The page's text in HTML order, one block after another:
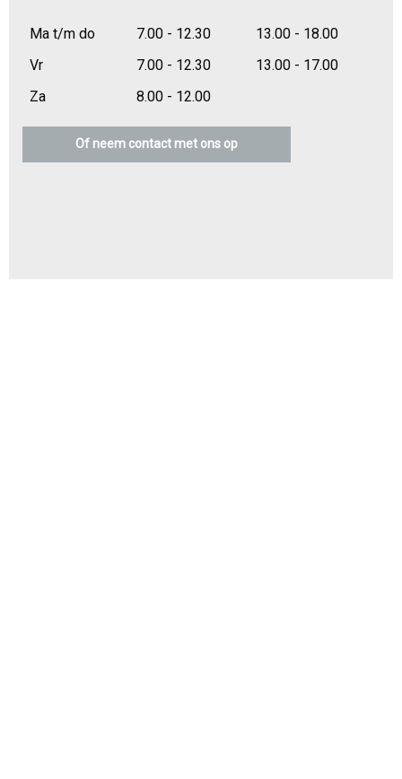
Ma t/m do 7.00 - 12.30
13.00 - 18.00
Vr
7.00 - 12.30
13.00 - 17.00
Za
8.00 - 12.00
Of neem contact met ons op